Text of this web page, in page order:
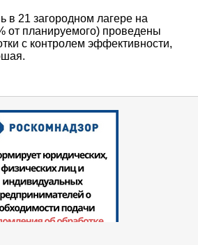
в 21 загородном лагере на
от планируемого) проведены
с контролем эффективности,